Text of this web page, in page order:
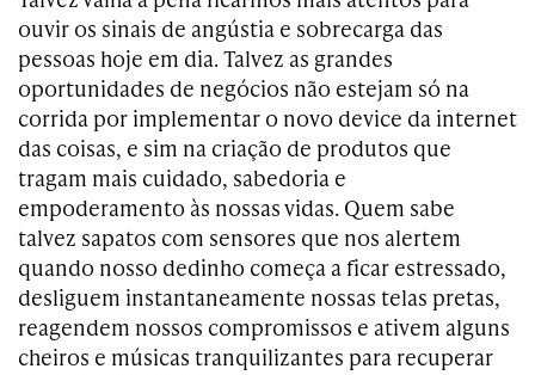
ouvir os sinais de angústia e sobrecarga das
pessoas hoje em dia. Talvez as grandes
oportunidades de negócios não estejam só na
corrida por implementar o novo device da internet
das coisas, e sim na criação de produtos que
tragam mais cuidado, sabedoria e
empoderamento às nossas vidas. Quem sabe
talvez sapatos com sensores que nos alertem
quando nosso dedinho começa a ficar estressado,
desliguem instantaneamente nossas telas pretas,
reagendem nossos compromissos e ativem alguns
cheiros e músicas tranquilizantes para recuperar